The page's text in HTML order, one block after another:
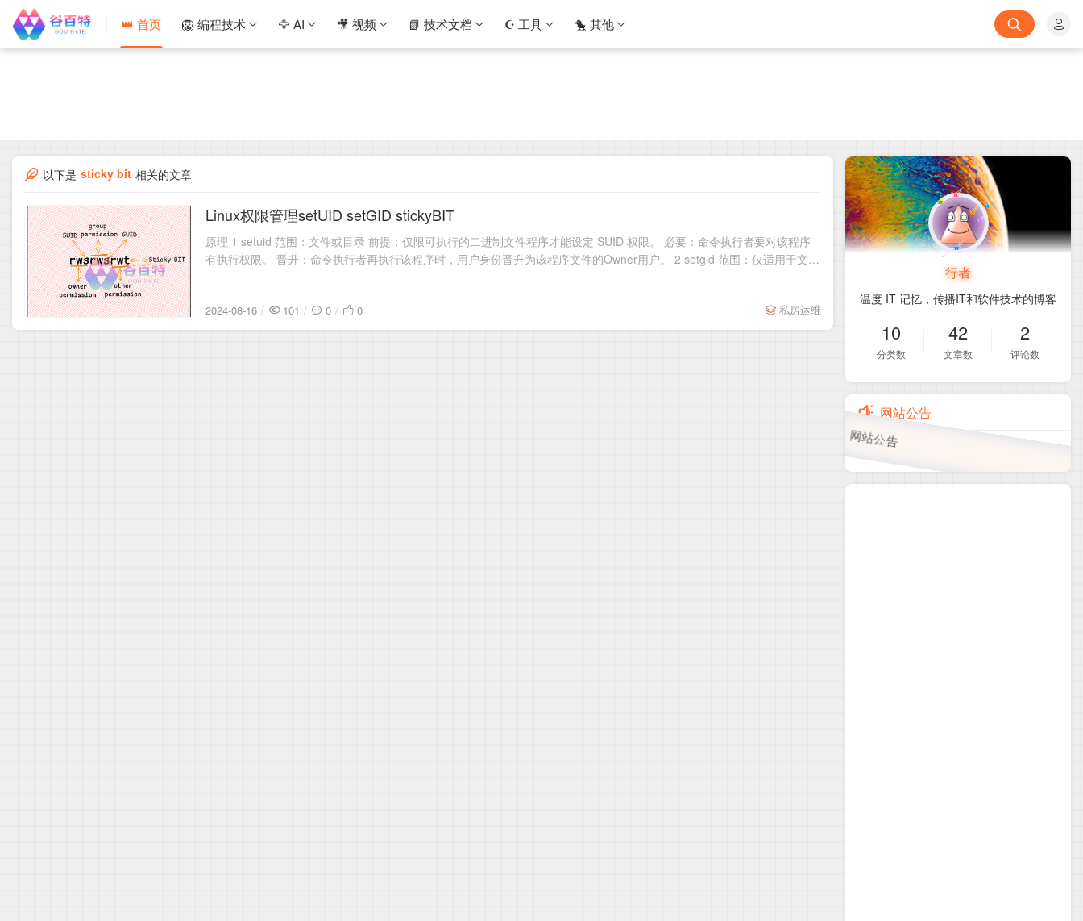
👑 首页 🦁 编程技术 🦅 AI 🎥 视频 📗 技术文档 ☪️ 工具 🐤 其他
以下是 sticky bit 相关的文章
2024-08-16
Linux权限管理setUID setGID stickyBIT
原理 1 setuid 范围：文件或目录 前提：仅限可执行的二进制文件程序才能设定 SUID 权限。 必要：命令执行者要对该程序
有执行权限。 晋升：命令执行者再执行该程序时，用户身份晋升为该程序文件的Owner用户。 2 setgid 范围：仅适用于文件
2024-08-16 101 0 0 私房运维
行者
温度 IT 记忆，传播IT和软件技术的博客
10
分类数
42
文章数
2
评论数
网站公告
网站公告